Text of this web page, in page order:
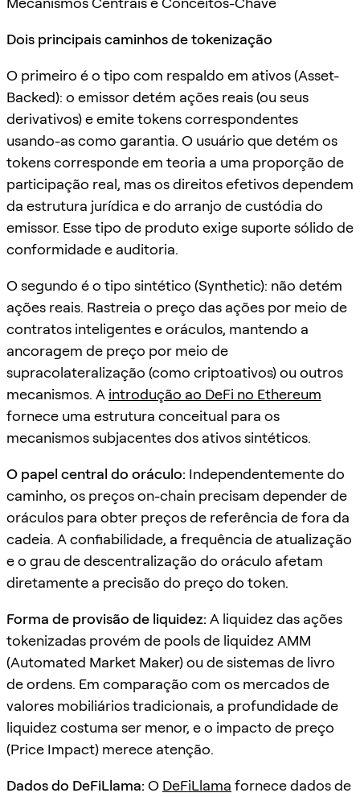
Dois principais caminhos de tokenização
O primeiro é o tipo com respaldo em ativos (Asset-
Backed): o emissor detém ações reais (ou seus
derivativos) e emite tokens correspondentes
usando-as como garantia. O usuário que detém os
tokens corresponde em teoria a uma proporção de
participação real, mas os direitos efetivos dependem
da estrutura jurídica e do arranjo de custódia do
emissor. Esse tipo de produto exige suporte sólido de
conformidade e auditoria.
O segundo é o tipo sintético (Synthetic): não detém
ações reais. Rastreia o preço das ações por meio de
contratos inteligentes e oráculos, mantendo a
ancoragem de preço por meio de
supracolateralização (como criptoativos) ou outros
mecanismos. A introdução ao DeFi no Ethereum
fornece uma estrutura conceitual para os
mecanismos subjacentes dos ativos sintéticos.
O papel central do oráculo: Independentemente do
caminho, os preços on-chain precisam depender de
oráculos para obter preços de referência de fora da
cadeia. A confiabilidade, a frequência de atualização
e o grau de descentralização do oráculo afetam
diretamente a precisão do preço do token.
Forma de provisão de liquidez: A liquidez das ações
tokenizadas provém de pools de liquidez AMM
(Automated Market Maker) ou de sistemas de livro
de ordens. Em comparação com os mercados de
valores mobiliários tradicionais, a profundidade de
liquidez costuma ser menor, e o impacto de preço
(Price Impact) merece atenção.
Dados do DeFiLlama: O DeFiLlama fornece dados de